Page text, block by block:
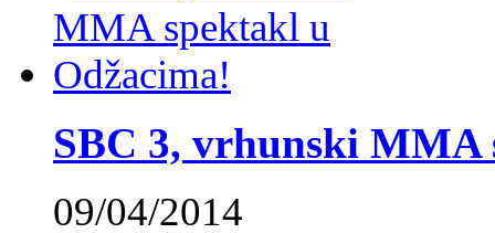
SBC 3, vrhunski MMA
09/04/2014